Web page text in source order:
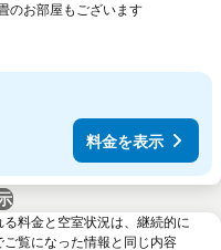
のお部屋もございます
料金を表示
料金と空室状況は、継続的に
覧になった情報と同じ内容